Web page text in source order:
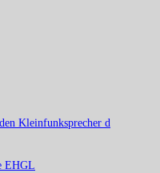
Kleinfunksprecher d
EHGL